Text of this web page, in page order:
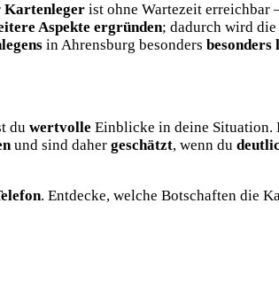
Kartenleger ist ohne Wartezeit erreichbar
Aspekte ergründen; dadurch wird die
in Ahrensburg besonders
du wertvolle Einblicke in deine Situation.
und sind daher geschätzt, wenn du
. Entdecke, welche Botschaften die